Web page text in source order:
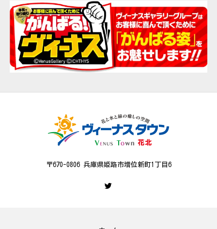
〒670-0806 兵庫県姫路市増位新町1丁目6